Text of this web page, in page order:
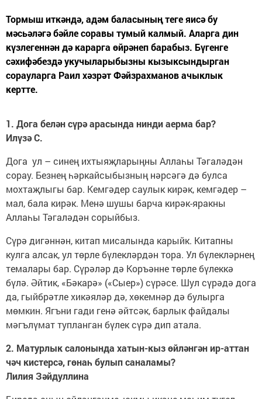
Тормыш иткәндә, адәм баласының теге яисә бу
мәсьәләгә бәйле соравы тумый калмый. Аларга дин
күзлегеннән дә карарга өйрәнеп барабыз. Бүгенге
сәхифәбездә укучыларыбызны кызыксындырган
сорауларга Раил хәзрәт Фәйзрахманов ачыклык
кертте.
1. Дога белән сүрә арасында нинди аерма бар?
Илүзә С.
Дога ул – синең ихтыяҗларыңны Аллаһы Тәгаләдән
сорау. Безнең һәркайсыбызның нәрсәгә дә булса
мохтаҗлыгы бар. Кемгәдер саулык кирәк, кемгәдер –
мал, бала кирәк. Менә шушы барча кирәк-яракны
Аллаһы Тәгаләдән сорыйбыз.
Сүрә дигәннән, китап мисалында карыйк. Китапны
кулга алсак, ул төрле бүлекләрдән тора. Ул бүлекләрнең
темалары бар. Сүрәләр дә Коръәнне төрле бүлеккә
бүлә. Әйтик, «Бәкарә» («Сыер») сүрәсе. Шул сүрәдә дога
да, гыйбрәтле хикәяләр дә, хөкемнәр дә булырга
мөмкин. Ягъни гади генә әйтсәк, барлык файдалы
мәгълүмат тупланган бүлек сүрә дип атала.
2. Матурлык салонында хатын-кыз өйләнгән ир-аттан
чәч кистерсә, гөнаһ булып саналамы?
Лилия Зәйдуллина